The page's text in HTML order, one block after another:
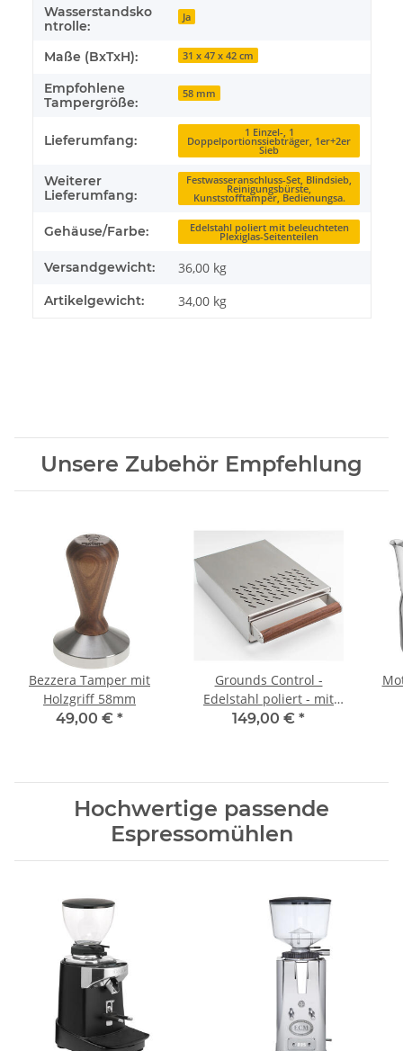
Wasserstandsko
ntrolle:
Ja
Maße (BxTxH): 31 x 47 x 42 cm
Empfohlene
Tampergröße:
58 mm
Lieferumfang:
1 Einzel-, 1
Doppelportionssiebträger, 1er+2er
Sieb
Weiterer
Lieferumfang:
Festwasseranschluss-Set, Blindsieb,
Reinigungsbürste,
Kunststofftamper, Bedienungsa.
Gehäuse/Farbe: Edelstahl poliert mit beleuchteten
Plexiglas-Seitenteilen
Versandgewicht: 36,00 kg
Artikelgewicht: 34,00 kg
Unsere Zubehör Empfehlung
Bezzera Tamper mit
Holzgriff 58mm
49,00 € *
Grounds Control -
Edelstahl poliert - mit
dunklem Holzgriff
149,00 € *
Hochwertige passende
Espressomühlen